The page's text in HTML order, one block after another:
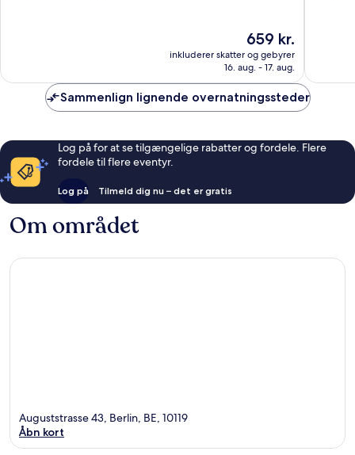
Prisen
659 kr.
659 kr.
inkluderer skatter og gebyrer
16. aug. - 17. aug.
Sammenlign lignende overnatningssteder
Log på for at se tilgængelige rabatter og fordele. Flere
fordele til flere eventyr.
Log på Tilmeld dig nu – det er gratis
Om området
Auguststrasse 43, Berlin, BE, 10119
Åbn kort